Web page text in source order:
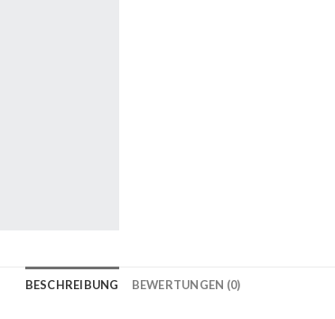
BESCHREIBUNG BEWERTUNGEN (0)